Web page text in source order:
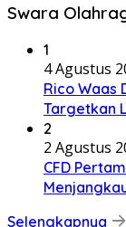
Swara
1
4 Agustus
Rico Waas
Targetkan
2
2 Agustus
CFD
Selengkapnya